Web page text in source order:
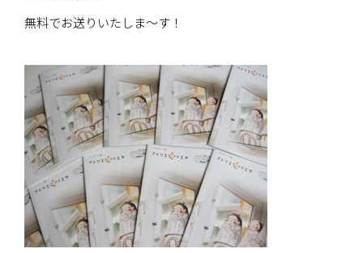
無料でお送りいたしま～す！